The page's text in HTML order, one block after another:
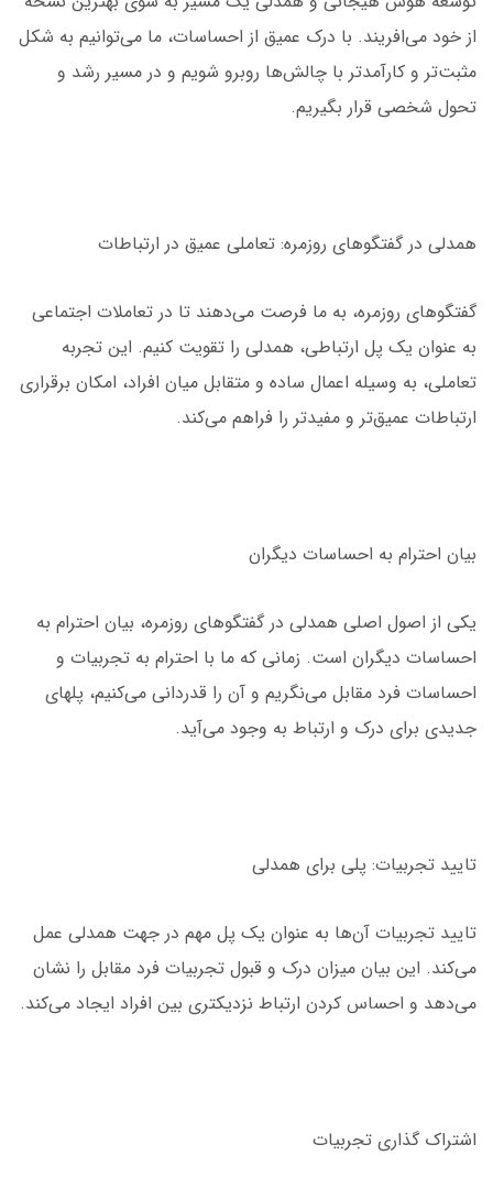
از خود می‌افریند. با درک عمیق از احساسات، ما می‌توانیم به شکل
مثبت‌تر و کارآمدتر با چالش‌ها روبرو شویم و در مسیر رشد و
تحول شخصی قرار بگیریم.
همدلی در گفتگوهای روزمره: تعاملی عمیق در ارتباطات
گفتگوهای روزمره، به ما فرصت می‌دهند تا در تعاملات اجتماعی
به عنوان یک پل ارتباطی، همدلی را تقویت کنیم. این تجربه
تعاملی، به وسیله اعمال ساده و متقابل میان افراد، امکان برقراری
ارتباطات عمیق‌تر و مفیدتر را فراهم می‌کند.
بیان احترام به احساسات دیگران
یکی از اصول اصلی همدلی در گفتگوهای روزمره، بیان احترام به
احساسات دیگران است. زمانی که ما با احترام به تجربیات و
احساسات فرد مقابل می‌نگریم و آن را قدردانی می‌کنیم، پلهای
جدیدی برای درک و ارتباط به وجود می‌آید.
تایید تجربیات: پلی برای همدلی
تایید تجربیات آن‌ها به عنوان یک پل مهم در جهت همدلی عمل
می‌کند. این بیان میزان درک و قبول تجربیات فرد مقابل را نشان
می‌دهد و احساس کردن ارتباط نزدیکتری بین افراد ایجاد می‌کند.
اشتراک گذاری تجربیات